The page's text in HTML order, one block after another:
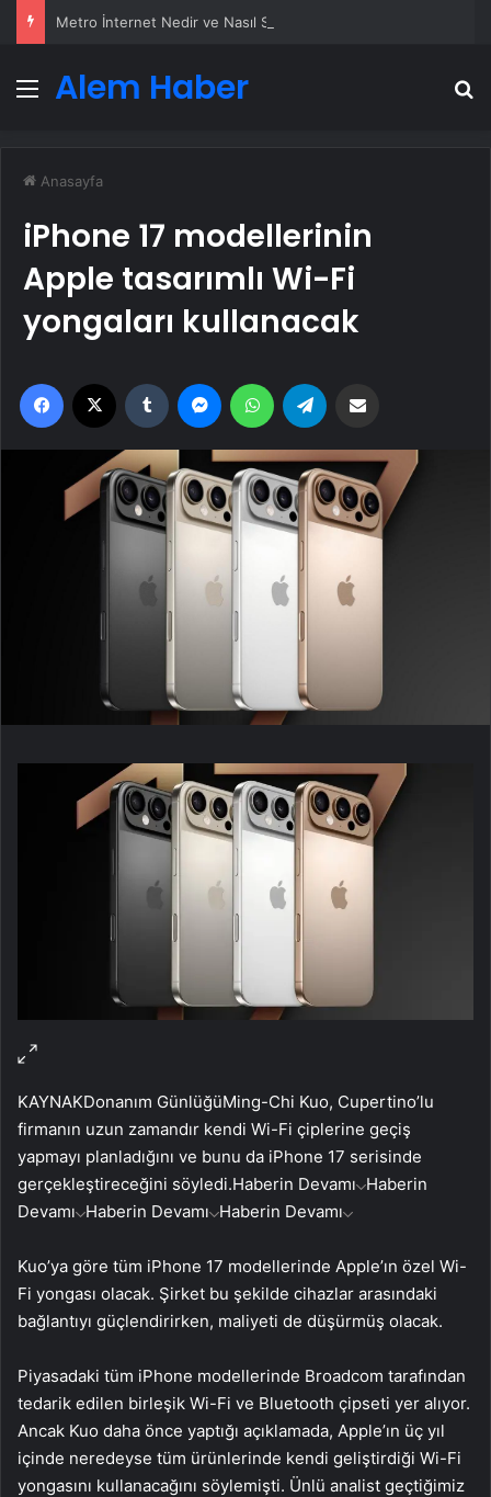
Metro İnternet Nedir ve Nasıl Seçilir
MenüAlem Haber
Anasayfa
iPhone 17 modellerinin
Apple tasarımlı Wi-Fi
yongaları kullanacak
Facebook Tumblr MessengerWhatsApp
KAYNAKDonanım GünlüğüMing-Chi Kuo, Cupertino’lu
firmanın uzun zamandır kendi Wi-Fi çiplerine geçiş
yapmayı planladığını ve bunu da iPhone 17 serisinde
gerçekleştireceğini söyledi.Haberin Devamı Haberin
Devamı Haberin Devamı Haberin Devamı
Kuo’ya göre tüm iPhone 17 modellerinde Apple’ın özel Wi-
Fi yongası olacak. Şirket bu şekilde cihazlar arasındaki
bağlantıyı güçlendirirken, maliyeti de düşürmüş olacak.
Piyasadaki tüm iPhone modellerinde Broadcom tarafından
tedarik edilen birleşik Wi-Fi ve Bluetooth çipseti yer alıyor.
Ancak Kuo daha önce yaptığı açıklamada, Apple’ın üç yıl
içinde neredeyse tüm ürünlerinde kendi geliştirdiği Wi-Fi
yongasını kullanacağını söylemişti. Ünlü analist geçtiğimiz